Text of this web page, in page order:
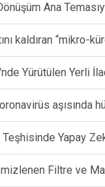
Ana
kaldıran “mikro-
Yürütülen Yerli
Teşhisinde Yapay
Filtre ve